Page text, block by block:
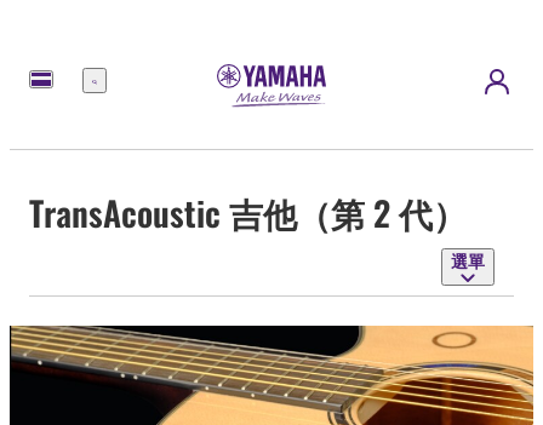
選
TransAcoustic 吉他（第 2 代）
選單